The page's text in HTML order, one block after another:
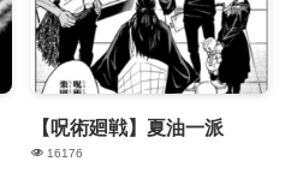
【呪術廻戦】夏油一派
16176